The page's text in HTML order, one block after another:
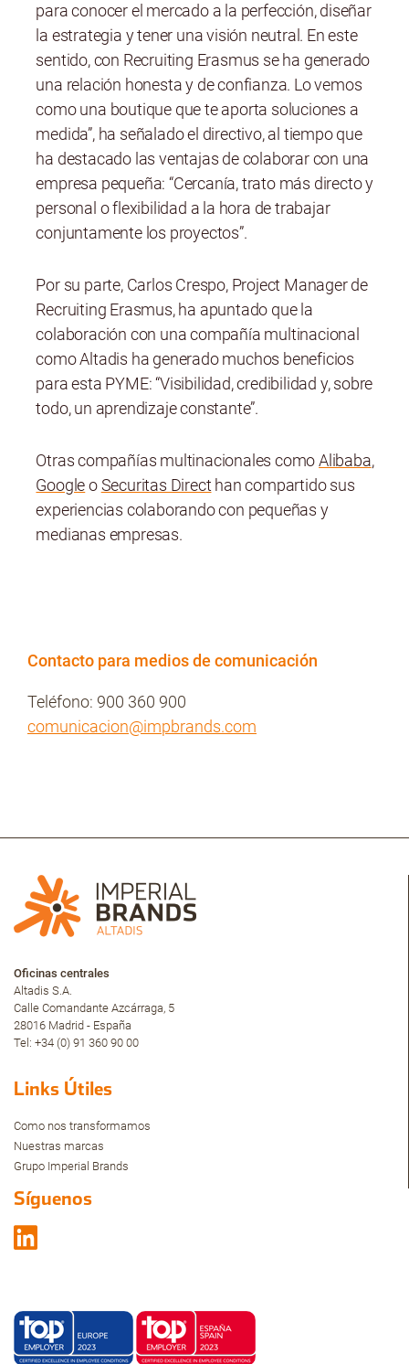
para conocer el mercado a la perfección, diseñar
la estrategia y tener una visión neutral. En este
sentido, con Recruiting Erasmus se ha generado
una relación honesta y de confianza. Lo vemos
como una boutique que te aporta soluciones a
medida”, ha señalado el directivo, al tiempo que
ha destacado las ventajas de colaborar con una
empresa pequeña: “Cercanía, trato más directo y
personal o flexibilidad a la hora de trabajar
conjuntamente los proyectos”.
Por su parte, Carlos Crespo, Project Manager de
Recruiting Erasmus, ha apuntado que la
colaboración con una compañía multinacional
como Altadis ha generado muchos beneficios
para esta PYME: “Visibilidad, credibilidad y, sobre
todo, un aprendizaje constante”.
Otras compañías multinacionales comoAlibaba,
GoogleoSecuritas Directhan compartido sus
experiencias colaborando con pequeñas y
medianas empresas.
Contacto para medios de comunicación
Teléfono: 900 360 900
comunicacion@impbrands.com
Oficinas centrales
Altadis S.A.
Calle Comandante Azcárraga, 5
28016 Madrid - España
Tel: +34 (0) 91 360 90 00
Links Útiles
Como nos transformamos
Nuestras marcas
Grupo Imperial Brands
Síguenos